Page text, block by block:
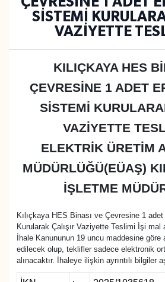
SİSTEMİ
VAZİYETTE
KILIÇKAYA HES
ÇEVRESİNE 1 ADET
SİSTEMİ
VAZİYETTE
ELEKTRİK ÜRETİM
MÜDÜRLÜĞÜ(EÜAŞ)
İŞLETME
Kılıçkaya HES Binası ve Çevresine 1
Kurularak Çalışır Vaziyette Teslimi İşi mal
İhale Kanununun 19 uncu maddesine
edilecek olup, teklifler sadece elektronik
alınacaktır. İhaleye ilişkin ayrıntılı bilgiler
EĞİTİM
GÜNCEL
KÜLTÜR
MAGAZİN
ÖZEL HABER
SAĞLIK
SİYASET
Süper Lig Puan Durumu ve
Son Dakika Haberleri
Haber Arşivi